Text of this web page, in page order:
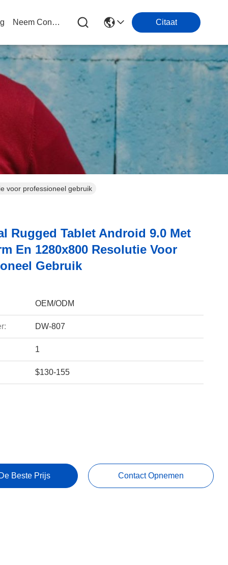
Neem Contact Met Ons Op Citaat
voor professioneel gebruik
Rugged Tablet Android 9.0 Met
En 1280x800 Resolutie Voor
Gebruik
OEM/ODM
DW-807
1
$130-155
Beste Prijs Contact Opnemen